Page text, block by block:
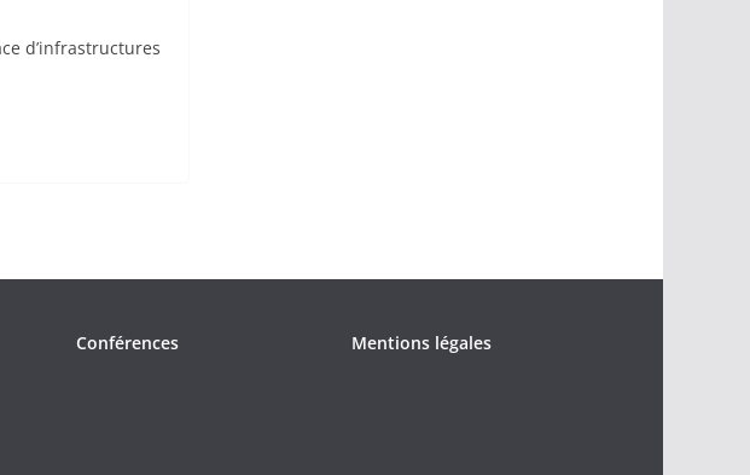
d’infrastructures
Conférences Mentions légales